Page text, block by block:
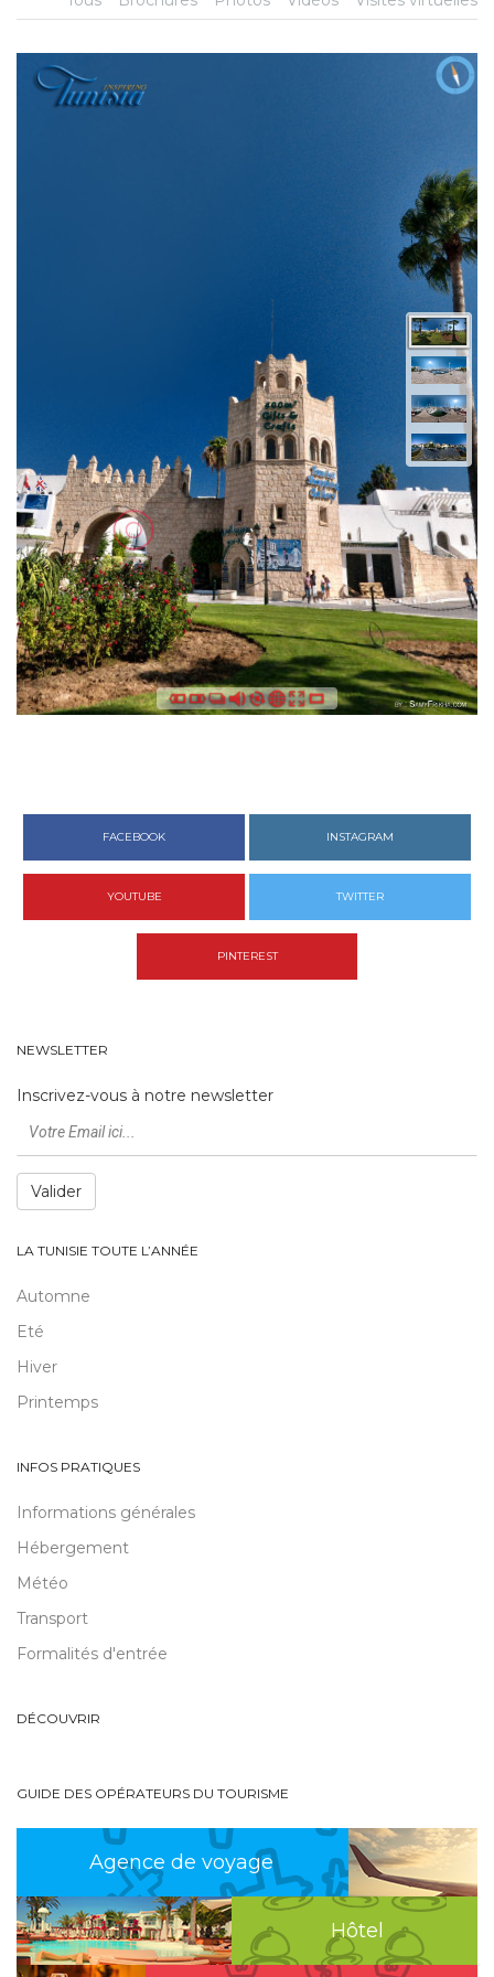
FACEBOOK INSTAGRAM
YOUTUBE TWITTER
PINTEREST
NEWSLETTER
Inscrivez-vous à notre newsletter
Valider
LA TUNISIE TOUTE L’ANNÉE
Automne
Eté
Hiver
Printemps
INFOS PRATIQUES
Informations générales
Hébergement
Météo
Transport
Formalités d'entrée
DÉCOUVRIR
GUIDE DES OPÉRATEURS DU TOURISME
Agence de voyage
Hôtel